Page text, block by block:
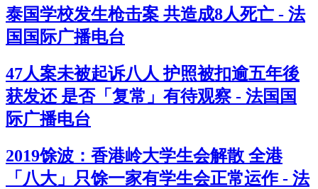
泰国学校发生枪击案 共造成8人死亡 - 法
国国际广播电台
47人案未被起诉八人 护照被扣逾五年後
获发还 是否「复常」有待观察 - 法国国
际广播电台
2019馀波：香港岭大学生会解散 全港
「八大」只馀一家有学生会正常运作 - 法